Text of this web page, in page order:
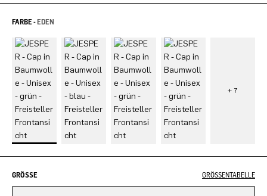
FARBE -EDEN
GRÖSSE GRÖSSENTABELLE